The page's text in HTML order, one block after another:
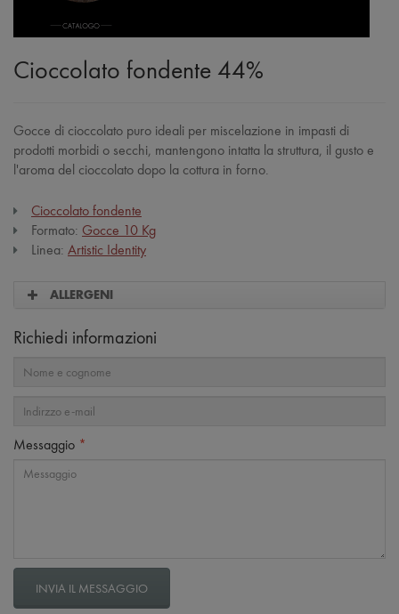
Cioccolato fondente 44%
Gocce di cioccolato puro ideali per miscelazione in impasti di
prodotti morbidi o secchi, mantengono intatta la struttura, il gusto e
l'aroma del cioccolato dopo la cottura in forno.
Cioccolato fondente
Formato: Gocce 10 Kg
Linea: Artistic Identity
ALLERGENI
Richiedi informazioni
Messaggio *
INVIA IL MESSAGGIO